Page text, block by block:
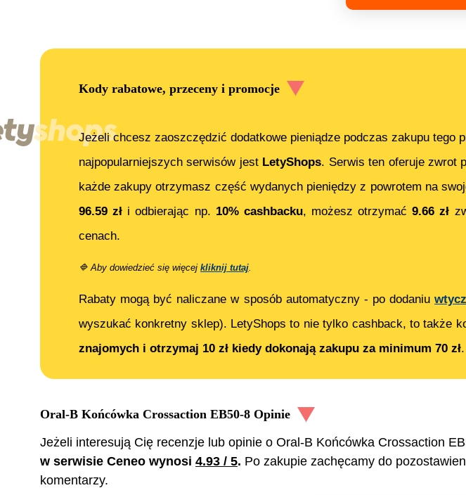
Kody rabatowe, przeceny i promocje
Jeżeli chcesz zaoszczędzić dodatkowe pieniądze podczas zakupu
najpopularniejszych serwisów jest LetyShops. Serwis ten oferuje zwrot
każde zakupy otrzymasz część wydanych pieniędzy z powrotem na
96.59 zł i odbierając np. 10% cashbacku, możesz otrzymać9.66 zł
cenach.
🔷 Aby dowiedzieć się więcej kliknij tutaj.
Rabaty mogą być naliczane w sposób automatyczny - po dodaniu
wyszukać konkretny sklep). LetyShops to nie tylko cashback, to także
znajomych i otrzymaj 10 zł kiedy dokonają zakupu za minimum 70 zł.
Oral-B Końcówka Crossaction EB50-8 Opinie
Jeżeli interesują Cię recenzje lub opinie o Oral-B Końcówka Crossaction
w serwisie Ceneo wynosi 4.93 / 5. Po zakupie zachęcamy do
komentarzy.